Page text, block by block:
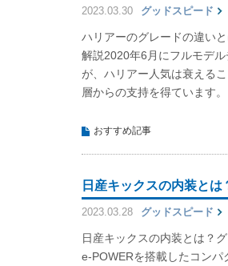
2023.03.30 グッドスピード
ハリアーのグレードの違い
解説2020年6月にフルモデ
が、ハリアー人気は衰える
層からの支持を得ています。
おすすめ記事
日産キックスの内装とは
2023.03.28 グッドスピード
日産キックスの内装とは？
e-POWERを搭載したコンパ